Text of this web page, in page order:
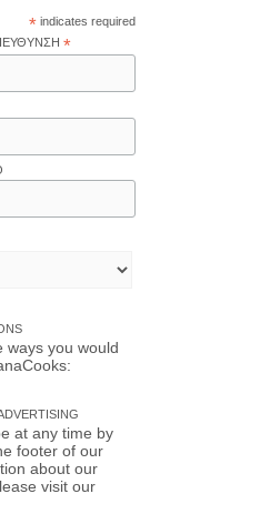
*indicates required
*
ways you would
at any time by
footer of our
about our
visit our